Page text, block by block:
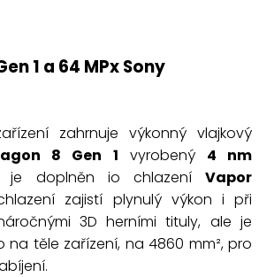
1 a 64 MPx Sony
zahrnuje výkonný vlajkový
8 Gen 1 vyrobený 4 nm
je doplněn io chlazení Vapor
zajistí plynulý výkon i při
3D herními tituly, ale je
na těle zařízení, na 4860 mm², pro